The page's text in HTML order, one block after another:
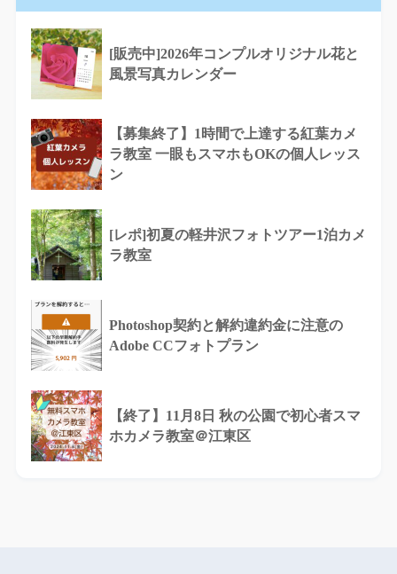
[販売中]2026年コンプルオリジナル花と
風景写真カレンダー
【募集終了】1時間で上達する紅葉カメ
ラ教室 一眼もスマホもOKの個人レッス
ン
[レポ]初夏の軽井沢フォトツアー1泊カメ
ラ教室
Photoshop契約と解約違約金に注意の
Adobe CCフォトプラン
【終了】11月8日 秋の公園で初心者スマ
ホカメラ教室＠江東区